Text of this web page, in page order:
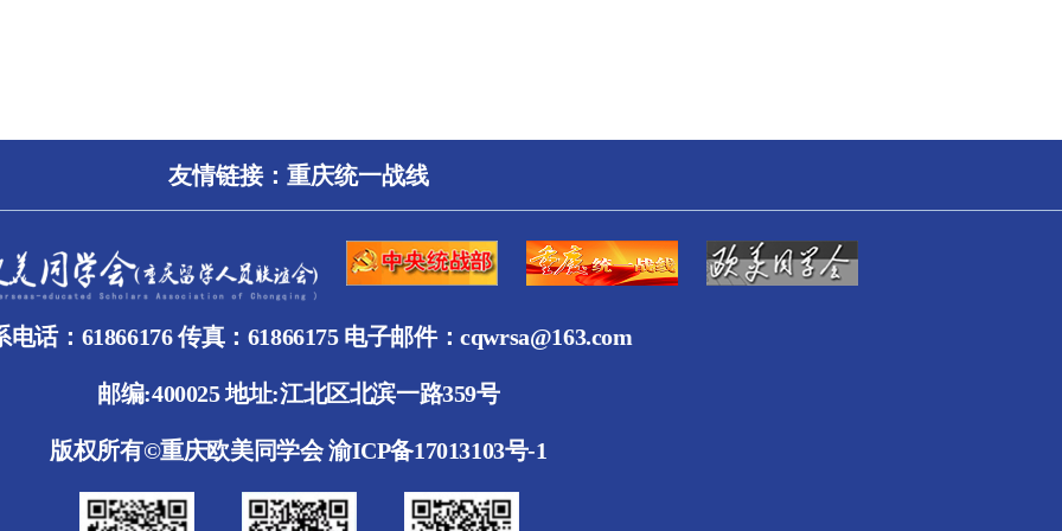
友情链接： 重庆统一战线
电话：61866176 传真：61866175 电子邮件：cqwrsa@163.com
邮编:400025 地址:江北区北滨一路359号
版权所有©重庆欧美同学会渝ICP备17013103号-1